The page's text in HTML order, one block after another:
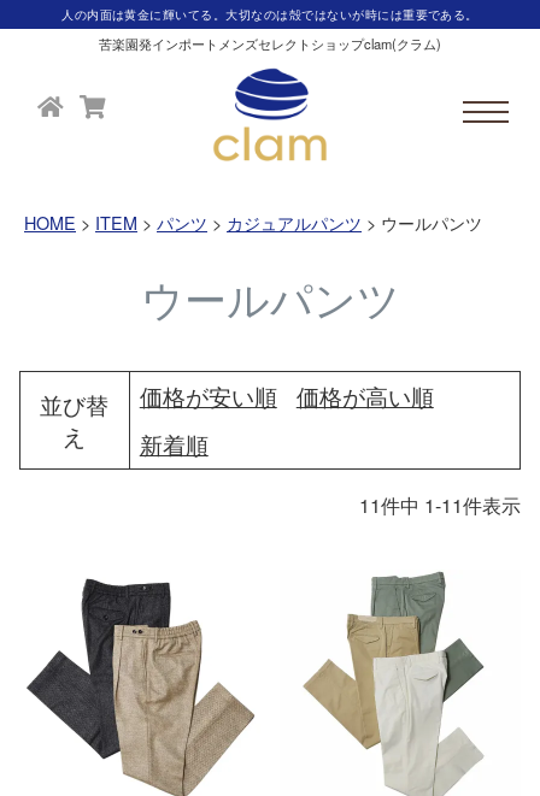
人の内面は黄金に輝いてる。大切なのは殻ではないが時には重要である。
苦楽園発インポートメンズセレクトショップclam(クラム)
HOME ITEM パンツ カジュアルパンツ ウールパンツ
ウールパンツ
並び替
え
価格が安い順
価格が高い順
新着順
11件中 1-11件表示